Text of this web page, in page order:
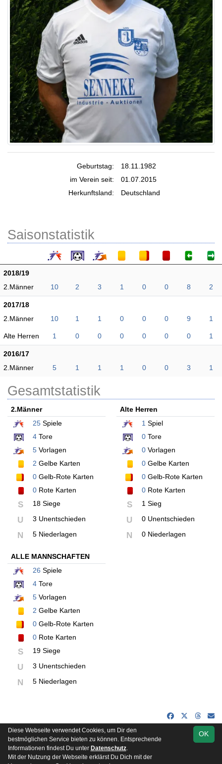
Geburtstag:
18.11.1982
im Verein seit:
01.07.2015
Herkunftsland:
Deutschland
Saisonstatistik
2018/19
2.Männer
10 2 3 1 0 0 8 2
2017/18
2.Männer
10 1 1 0 0 0 9 1
Alte Herren 1 0 0 0 0 0 0 1
2016/17
2.Männer
5 1 1 1 0 0 3 1
Gesamtstatistik
2.Männer
25 Spiele
4 Tore
5 Vorlagen
2 Gelbe Karten
0 Gelb-Rote Karten
0 Rote Karten
S 18 Siege
U 3 Unentschieden
N 5 Niederlagen
Alte Herren
1 Spiel
0Tore
0Vorlagen
0Gelbe Karten
0Gelb-Rote Karten
0Rote Karten
S 1 Sieg
U 0 Unentschieden
N 0 Niederlagen
ALLE MANNSCHAFTEN
26 Spiele
4 Tore
5 Vorlagen
2 Gelbe Karten
0 Gelb-Rote Karten
0 Rote Karten
S 19 Siege
U 3 Unentschieden
N 5 Niederlagen
soccero.de
© 2006 - 2026
Besucherstatistik Kontakt Impressum
OK
Diese Webseite verwendet Cookies, um Dir den
bestmöglichen Service bieten zu können. Entsprechende
Informationen findest Du unter Datenschutz.
Mit der Nutzung der Webseite erklärst Du Dich mit der